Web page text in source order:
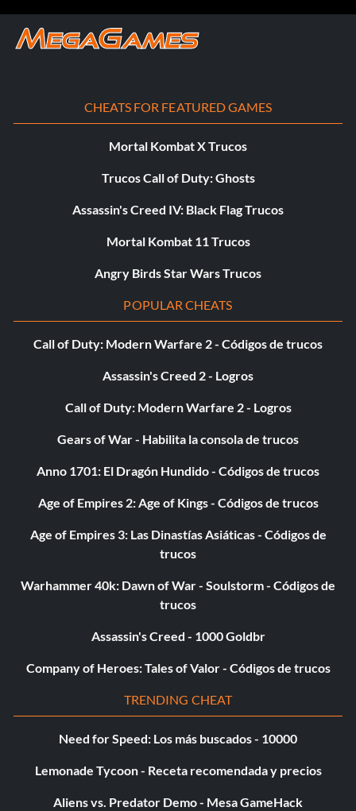
CHEATS FOR FEATURED GAMES
Mortal Kombat X Trucos
Trucos Call of Duty: Ghosts
Assassin's Creed IV: Black Flag Trucos
Mortal Kombat 11 Trucos
Angry Birds Star Wars Trucos
POPULAR CHEATS
Call of Duty: Modern Warfare 2 - Códigos de trucos
Assassin's Creed 2 - Logros
Call of Duty: Modern Warfare 2 - Logros
Gears of War - Habilita la consola de trucos
Anno 1701: El Dragón Hundido - Códigos de trucos
Age of Empires 2: Age of Kings - Códigos de trucos
Age of Empires 3: Las Dinastías Asiáticas - Códigos de
trucos
Warhammer 40k: Dawn of War - Soulstorm - Códigos de
trucos
Assassin's Creed - 1000 Goldbr
Company of Heroes: Tales of Valor - Códigos de trucos
TRENDING CHEAT
Need for Speed: Los más buscados - 10000
Lemonade Tycoon - Receta recomendada y precios
Aliens vs. Predator Demo - Mesa GameHack